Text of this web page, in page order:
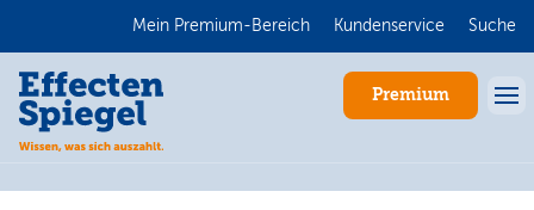
Mein Premium-Bereich Kundenservice Suche
Premium